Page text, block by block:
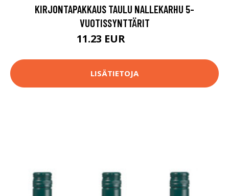
KIRJONTAPAKKAUS TAULU NALLEKARHU 5-
VUOTISSYNTTÄRIT
11.23 EUR
LISÄTIETOJA